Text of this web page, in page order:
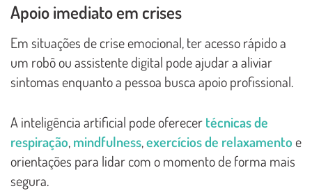
Apoio imediato em crises
Em situações de crise emocional, ter acesso rápido a
um robô ou assistente digital pode ajudar a aliviar
sintomas enquanto a pessoa busca apoio profissional.
A inteligência artificial pode oferecertécnicas de
respiração,mindfulness,exercícios de relaxamento e
orientações para lidar com o momento de forma mais
segura.